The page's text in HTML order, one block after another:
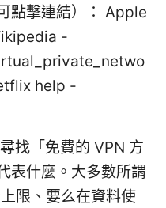
點擊連結）： Apple
-
help -
找「免費的 VPN 方
表什麼。大多數所謂
限、要么在資料使